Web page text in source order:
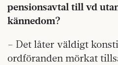
pensionsavtal till vd
kännedom?
– Det låter väldigt
ordföranden mörkat